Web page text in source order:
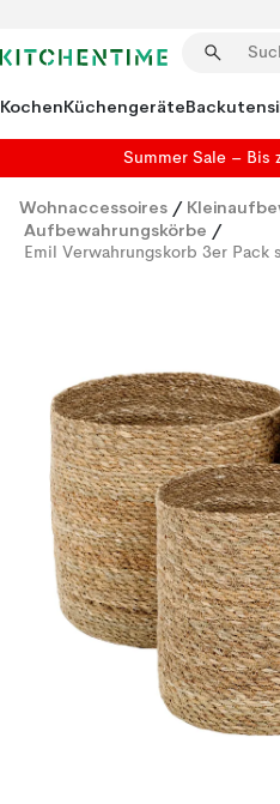
KochenKüchengeräte
Summer Sale – Bis
Wohnaccessoires /
Aufbewahrungskörbe /
Emil Verwahrungskorb 3er Pack